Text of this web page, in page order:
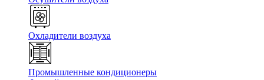
Охладители воздуха
Промышленные кондиционеры